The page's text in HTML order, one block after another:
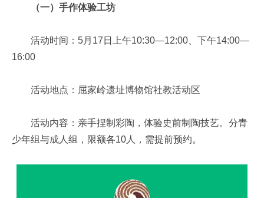
（一）手作体验工坊
活动时间：5月17日上午10:30—12:00、下午14:00—
16:00
活动地点：屈家岭遗址博物馆社教活动区
活动内容：亲手捏制彩陶，体验史前制陶技艺。分青
少年组与成人组，限额各10人，需提前预约。